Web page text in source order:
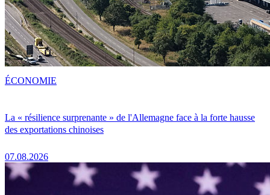
La « résilience surprenante » de l'Allemagne face à la forte hausse
des exportations chinoises
07.08.2026
ÉCONOMIE